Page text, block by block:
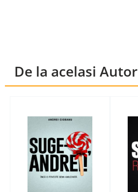
De la acelasi Autor